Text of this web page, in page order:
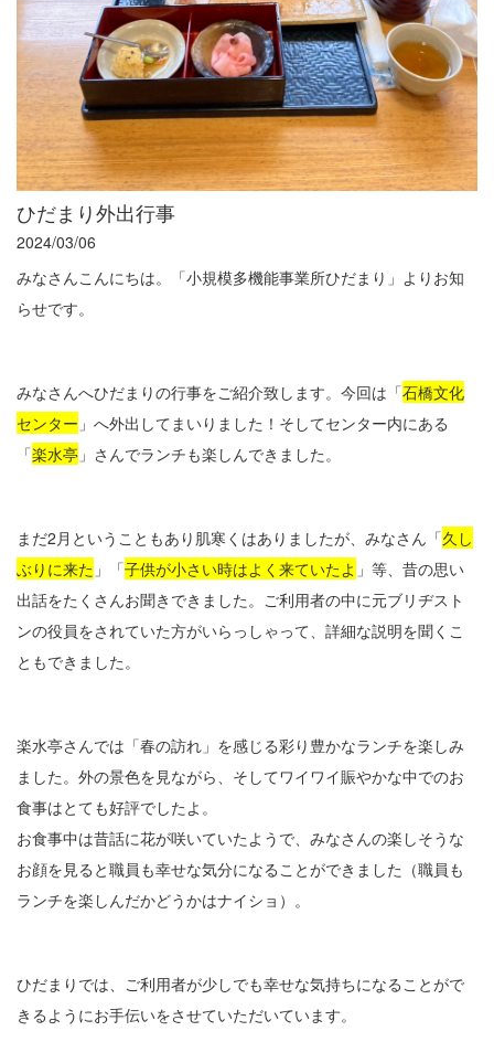
ひだまり外出行事
2024/03/06
みなさんこんにちは。「小規模多機能事業所ひだまり」よりお知
らせです。
みなさんへひだまりの行事をご紹介致します。今回は「石橋文化
センター 」へ外出してまいりました！そしてセンター内にある
「楽水亭 」さんでランチも楽しんできました。
まだ2月ということもあり肌寒くはありましたが、みなさん「久し
ぶりに来た 」「子供が小さい時はよく来ていたよ 」等、昔の思い
出話をたくさんお聞きできました。 ご利用者の中に元ブリヂスト
ンの役員をされていた方がいらっしゃって、詳細な説明を聞くこ
ともできました。
楽水亭さんでは「春の訪れ」を感じる彩り豊かなランチを楽しみ
ました。外の景色を見ながら、そしてワイワイ賑やかな中でのお
食事はとても好評でしたよ。
お食事中は昔話に花が咲いていたようで、みなさんの楽しそうな
お顔を見ると職員も幸せな気分になることができました（職員も
ランチを楽しんだかどうかはナイショ）。
ひだまりでは、ご利用者が少しでも幸せな気持ちになることがで
きるようにお手伝いをさせていただいています。